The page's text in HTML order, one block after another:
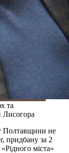
та
Лисогора
Полтавщини не
придбану за 2
міста»